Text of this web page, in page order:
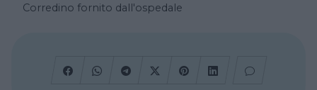
Corredino fornito dall'ospedale